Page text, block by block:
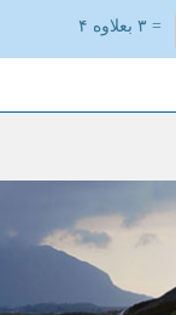
= ۳ بعلاوه ۴